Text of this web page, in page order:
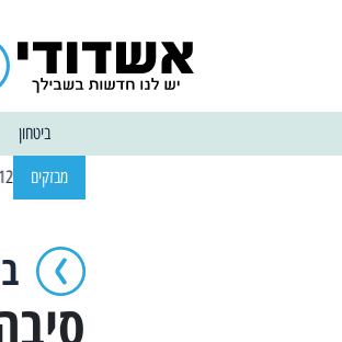
ביטחון
מבזקים